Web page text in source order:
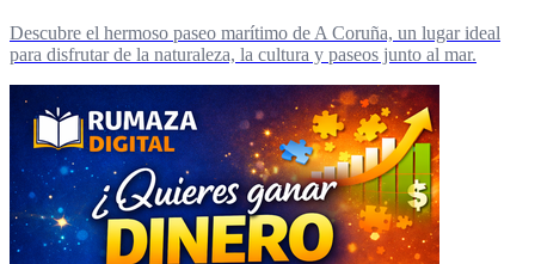
Descubre el hermoso paseo marítimo de A Coruña, un lugar ideal
para disfrutar de la naturaleza, la cultura y paseos junto al mar.